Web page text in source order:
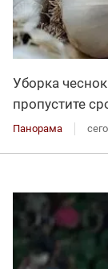
Уборка
пропустите
Панорама